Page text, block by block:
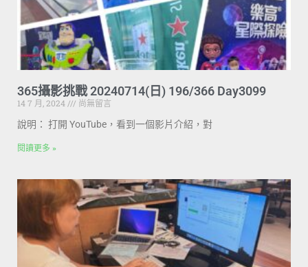
365攝影挑戰 20240714(日) 196/366 Day3099
14 7 月, 2024
尚無留言
說明： 打開 YouTube，看到一個影片介紹，對
閱讀更多 »